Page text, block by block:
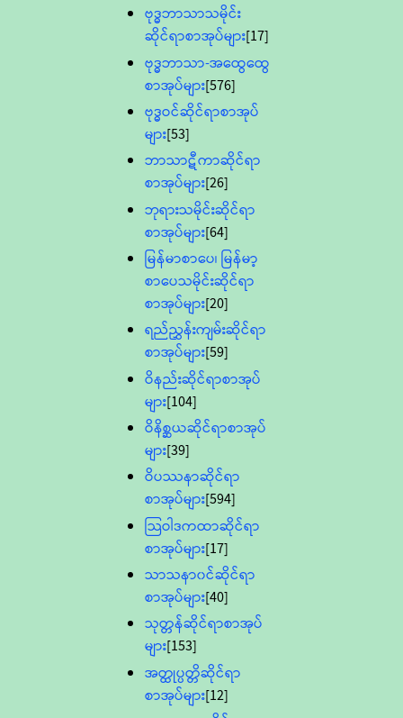
ဗုဒ္ဓဘာသာသမိုင်း
ဆိုင်ရာစာအုပ်များ[17]
ဗုဒ္ဓဘာသာ-အထွေထွေ
စာအုပ်များ[576]
ဗုဒ္ဓဝင်ဆိုင်ရာစာအုပ်
များ[53]
ဘာသာဋီကာဆိုင်ရာ
စာအုပ်များ[26]
ဘုရားသမိုင်းဆိုင်ရာ
စာအုပ်များ[64]
မြန်မာစာပေ၊ မြန်မာ့
စာပေသမိုင်းဆိုင်ရာ
စာအုပ်များ[20]
ရည်ညွှန်းကျမ်းဆိုင်ရာ
စာအုပ်များ[59]
ဝိနည်းဆိုင်ရာစာအုပ်
များ[104]
ဝိနိစ္ဆယဆိုင်ရာစာအုပ်
များ[39]
ဝိပဿနာဆိုင်ရာ
စာအုပ်များ[594]
သြဝါဒကထာဆိုင်ရာ
စာအုပ်များ[17]
သာသနာ၀င်ဆိုင်ရာ
စာအုပ်များ[40]
သုတ္တန်ဆိုင်ရာစာအုပ်
များ[153]
အတ္ထုပ္ပတ္တိဆိုင်ရာ
စာအုပ်များ[12]